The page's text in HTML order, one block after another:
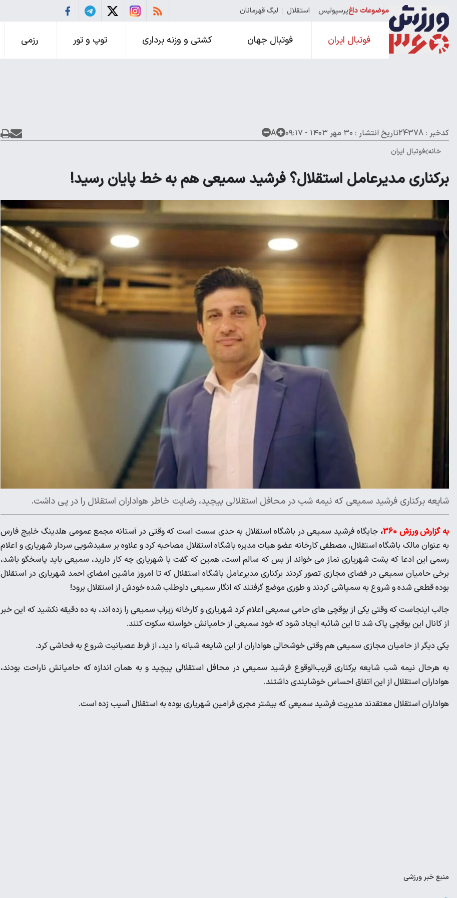
موضوعات داغپرسپولیس استقلال لیگ قهرمانان
فوتبال ایران فوتبال جهان کشتی و وزنه برداری توپ و تور رزمی
کدخبر : 24378 تاریخ انتشار : ۳۰ مهر ۱۴۰۳ - ۰۹:۱۷ A
خانه فوتبال ایران
برکناری مدیرعامل استقلال؟ فرشید سمیعی هم به خط پایان رسید!
شایعه برکناری فرشید سمیعی که نیمه شب در محافل استقلالی پیچید، رضایت خاطر هواداران استقلال را در پی داشت.
به گزارش ورزش 360 ، جایگاه فرشید سمیعی در باشگاه استقلال به حدی سست است که وقتی در آستانه مجمع عمومی هلدینگ خلیج فارس
به عنوان مالک باشگاه استقلال، مصطفی کارخانه عضو هیات مدیره باشگاه استقلال مصاحبه کرد و علاوه بر سفیدشویی سردار شهریاری و اعلام
رسمی این ادعا که پشت شهریاری نماز می خواند از بس که سالم است، همین که گفت با شهریاری چه کار دارید، سمیعی باید پاسخگو باشد،
برخی حامیان سمیعی در فضای مجازی تصور کردند برکناری مدیرعامل باشگاه استقلال که تا امروز ماشین امضای احمد شهریاری در استقلال
بوده قطعی شده و شروع به سمپاشی کردند و طوری موضع گرفتند که انگار سمیعی داوطلب شده خودش از استقلال برود!
جالب اینجاست که وقتی یکی از بوقچی های حامی سمیعی اعلام کرد شهریاری و کارخانه زیرآب سمیعی را زده اند، به ده دقیقه نکشید که این خبر
از کانال این بوقچی پاک شد تا این شائبه ایجاد شود که خود سمیعی از حامیانش خواسته سکوت کنند.
یکی دیگر از حامیان مجازی سمیعی هم وقتی خوشحالی هواداران از این شایعه شبانه را دید، از فرط عصبانیت شروع به فحاشی کرد.
به هرحال نیمه شب شایعه برکناری قریب‌الوقوع فرشید سمیعی در محافل استقلالی پیچید و به همان اندازه‌ که حامیانش ناراحت بودند،
هواداران استقلال از این اتفاق احساس خوشایندی داشتند.
هواداران استقلال معتقدند مدیریت فرشید سمیعی که بیشتر مجری فرامین شهریاری بوده به استقلال آسیب زده است.
منبعخبر ورزشی